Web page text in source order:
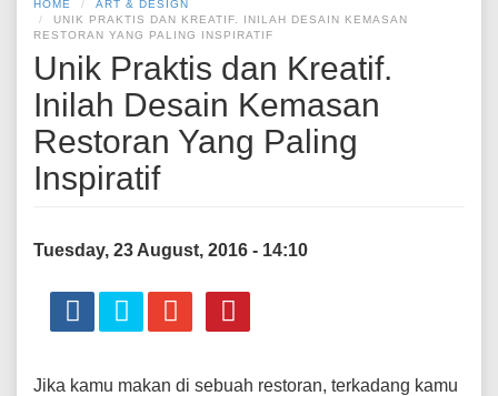
HOME
ART & DESIGN
UNIK PRAKTIS DAN KREATIF. INILAH DESAIN KEMASAN
RESTORAN YANG PALING INSPIRATIF
Unik Praktis dan Kreatif.
Inilah Desain Kemasan
Restoran Yang Paling
Inspiratif
Tuesday, 23 August, 2016 - 14:10
Jika kamu makan di sebuah restoran, terkadang kamu